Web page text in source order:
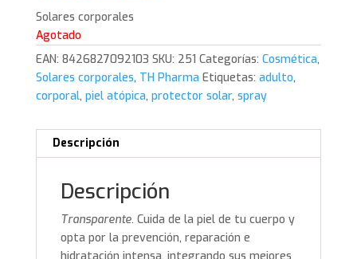
Solares corporales
Agotado
EAN: 8426827092103 SKU: 251 Categorías: Cosmética,
Solares corporales, TH Pharma Etiquetas: adulto,
corporal, piel atópica, protector solar, spray
Descripción
Descripción
Transparente. Cuida de la piel de tu cuerpo y
opta por la prevención, reparación e